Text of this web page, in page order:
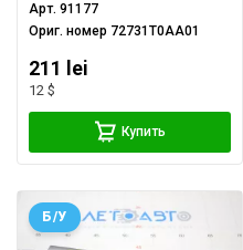
Арт.91177
Ориг. номер 72731T0AA01
211 lei
12 $
Купить
Б/У